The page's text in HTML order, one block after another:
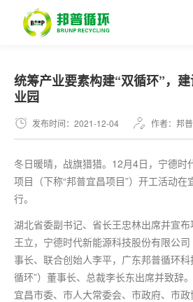
统筹产业要素构建“双循环”，
业园
发布时间：2021-12-04 作者：邦
冬日暖晴，战旗猎猎。12月4日，宁德时
项目（下称“邦普宜昌项目”）开工活动
行。
湖北省委副书记、省长王忠林出席并宣
王立，宁德时代新能源科技股份有限公司
事长、联合创始人李平，广东邦普循环
循环”）董事长、总裁李长东出席并致辞
宜昌市委、市人大常委会、市政府、市